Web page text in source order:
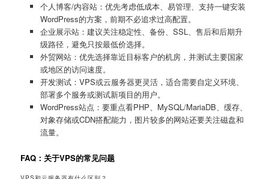
个人博客/内容站：优先考虑低成本、易管理、支持一键安装
WordPress的方案，前期不必追求过高配置。
企业展示站：建议关注稳定性、备份、SSL、售后和后期升
级路径，避免只按最低价选择。
外贸网站：优先选择靠近目标客户的机房，并测试主要国家
或地区的访问速度。
开发测试：VPS或云服务器更灵活，适合需要自定义环境、
部署多个服务或测试新项目的用户。
WordPress站点：要重点看PHP、MySQL/MariaDB、缓存、
对象存储或CDN搭配能力，图片较多的网站还要关注磁盘和
流量。
FAQ：关于VPS的常见问题